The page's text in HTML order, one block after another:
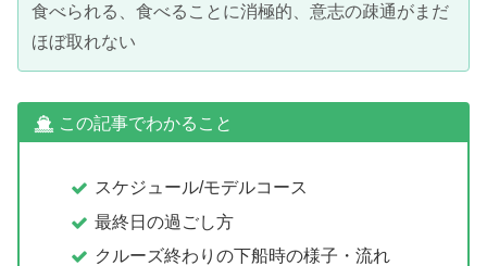
食べられる、食べることに消極的、意志の疎通がまだ
ほぼ取れない
この記事でわかること
スケジュール/モデルコース
最終日の過ごし方
クルーズ終わりの下船時の様子・流れ